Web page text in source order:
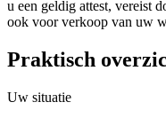
u een geldig attest, vereist
ook voor verkoop van uw
Praktisch
Uw situatie